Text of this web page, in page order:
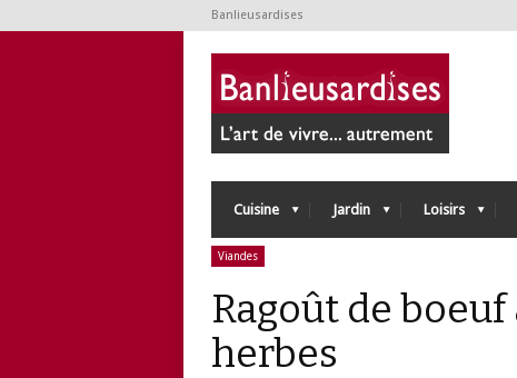
Banlieusardises
Cuisine Jardin Loisirs
Viandes
Ragoût de
herbes